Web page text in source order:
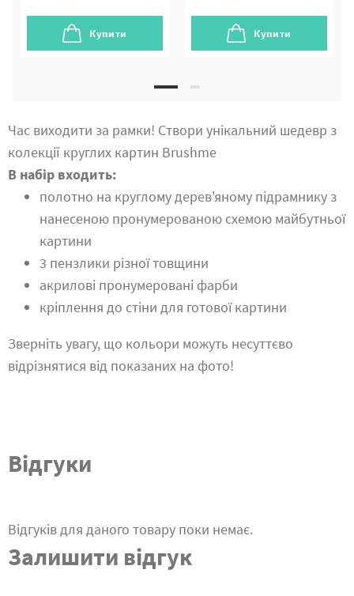
Купити Купити
Час виходити за рамки! Створи унікальний шедевр з
колекції круглих картин Brushme
В набір входить:
полотно на круглому дерев'яному підрамнику з
нанесеною пронумерованою схемою майбутньої
картини
3 пензлики різної товщини
акрилові пронумеровані фарби
кріплення до стіни для готової картини
Зверніть увагу, що кольори можуть несуттєво
відрізнятися від показаних на фото!
Відгуки
Відгуків для даного товару поки немає.
Залишити відгук